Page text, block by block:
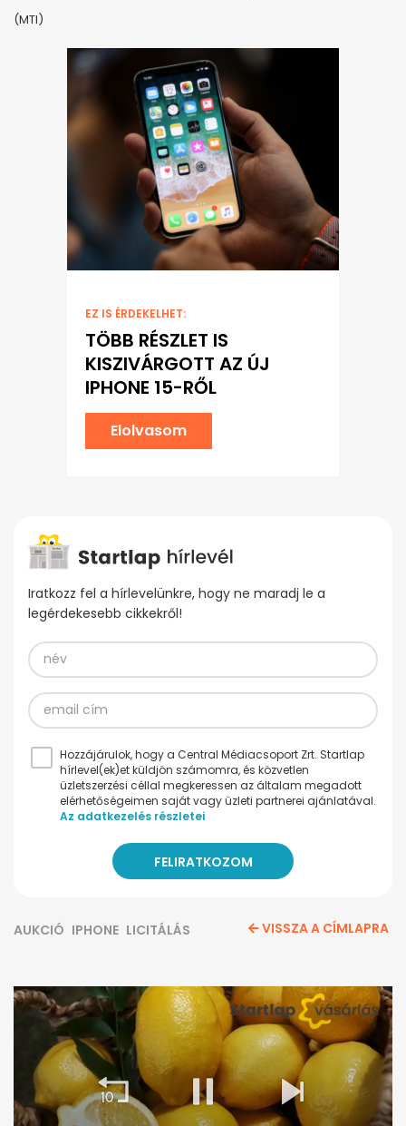
(MTI)
EZ IS ÉRDEKELHET:
TÖBB RÉSZLET IS
KISZIVÁRGOTT AZ ÚJ
IPHONE 15-RŐL
Elolvasom
Iratkozz fel a hírlevelünkre, hogy ne maradj le a
legérdekesebb cikkekről!
Hozzájárulok, hogy a Central Médiacsoport Zrt. Startlap
hírlevel(ek)et küldjön számomra, és közvetlen
üzletszerzési céllal megkeressen az általam megadott
elérhetőségeimen saját vagy üzleti partnerei ajánlatával.
Az adatkezelés részletei
AUKCIÓ IPHONE LICITÁLÁS VISSZA A CÍMLAPRA